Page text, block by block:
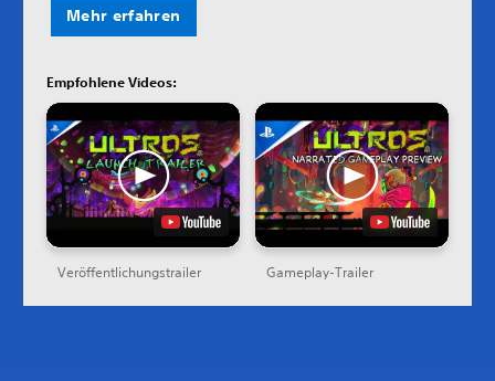
Mehr erfahren
Empfohlene Videos:
Veröffentlichungstrailer Gameplay-Trailer